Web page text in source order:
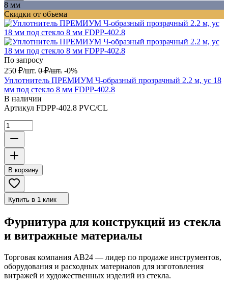
8 мм
Скидки от объема
По запросу
250 ₽/шт. 0 ₽/шт. -0%
Уплотнитель ПРЕМИУМ Ч-образный прозрачный 2.2 м, ус 18
мм под стекло 8 мм FDPP-402.8
В наличии
Артикул FDPP-402.8 PVC/CL
В корзину
Купить в 1 клик
Фурнитура для конструкций из стекла
и витражные материалы
Торговая компания АВ24 — лидер по продаже инструментов,
оборудования и расходных материалов для изготовления
витражей и художественных изделий из стекла.